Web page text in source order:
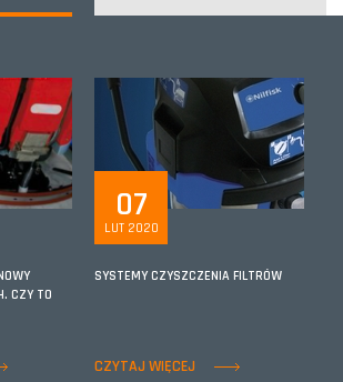
CZY TO
07
LUT 2020
SYSTEMY CZYSZCZENIA FILTRÓW
CZYTAJ WIĘCEJ